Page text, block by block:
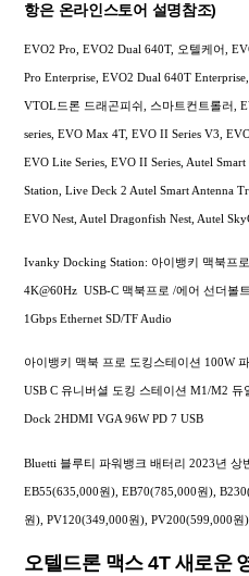
항은 온라인스토어 설명참조)
EVO2 Pro, EVO2 Dual 640T, 오텔케어,
Pro Enterprise, EVO2 Dual 640T
VTOL드론 드래곤피쉬, 스마트컨트롤러,
series, EVO Max 4T, EVO II Series V3,
EVO Lite Series, EVO II Series, Autel
Station, Live Deck 2 Autel Smart Antenna
EVO Nest, Autel Dragonfish Nest, Autel
Ivanky Docking Station: 아이뱅키 맥북프
4K@60Hz USB-C 맥북프로 /에어 선더볼
1Gbps Ethernet SD/TF Audio
아이뱅키 맥북 프로 도킹스테이션 100W
USB C 유니버셜 도킹 스테이션 M1/M2
Dock 2HDMI VGA 96W PD 7 USB
Bluetti 블루티 파워뱅크 배터리 2023년 상
EB55(635,000원), EB70(785,000원),
원), PV120(349,000원), PV200(599,000
오텔드론 맥스 4T 새로운